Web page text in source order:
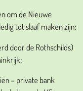
om de Nieuwe
tot slaaf maken zijn:
door de Rothschilds)
– private bank